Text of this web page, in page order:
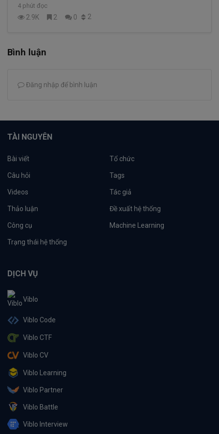
4 phút đọc
2.9K 2 0 2
Bình luận
Đăng nhập để bình luận
TÀI NGUYÊN
Bài viết Tổ chức
Câu hỏi Tags
Videos Tác giả
Thảo luận Đề xuất hệ thống
Công cụ Machine Learning
Trạng thái hệ thống
DỊCH VỤ
Viblo
Viblo Code
Viblo CTF
Viblo CV
Viblo Learning
Viblo Partner
Viblo Battle
Viblo Interview